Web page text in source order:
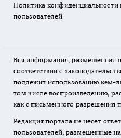
Политика конфиденциальности
пользователей
Вся информация, размещенная
соответствии с
подлежит использованию кем-
том числе воспроизведению,
как с письменного разрешения
Редакция портала не несет
пользователей, размещенные